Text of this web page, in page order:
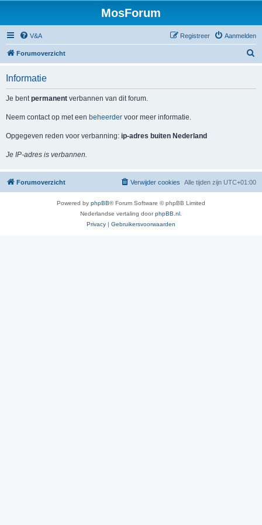
MosForum
V&A Aanmelden
Registreer
Forumoverzicht
Informatie
Je bentpermanent verbannen van dit forum.
Neem contact op met een beheerder voor meer informatie.
Opgegeven reden voor verbanning: ip-adres buiten Nederland
Je IP-adres is verbannen.
Forumoverzicht Alle tijden zijn UTC+01:00
Verwijder cookies
Powered by phpBB® Forum Software © phpBB Limited
Nederlandse vertaling doorphpBB.nl
Privacy | Gebruikersvoorwaarden